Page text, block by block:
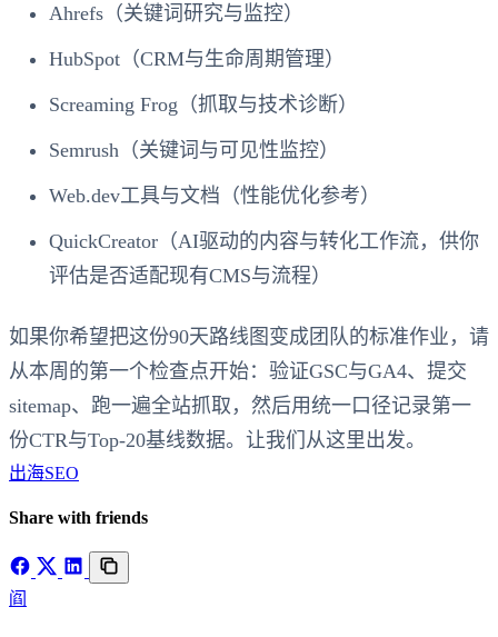
Ahrefs（关键词研究与监控）
HubSpot（CRM与生命周期管理）
Screaming Frog（抓取与技术诊断）
Semrush（关键词与可见性监控）
Web.dev工具与文档（性能优化参考）
QuickCreator（AI驱动的内容与转化工作流，供你
评估是否适配现有CMS与流程）
如果你希望把这份90天路线图变成团队的标准作业，请
从本周的第一个检查点开始：验证GSC与GA4、提交
sitemap、跑一遍全站抓取，然后用统一口径记录第一
份CTR与Top-20基线数据。让我们从这里出发。
出海SEO
Share with friends
阎